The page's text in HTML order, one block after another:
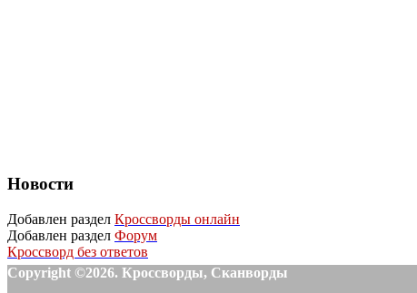
Новости
Добавлен раздел Кроссворды онлайн
Добавлен раздел Форум
Кроссворд без ответов
Copyright ©2026. Кроссворды, Сканворды